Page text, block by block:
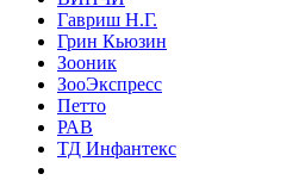
Гавриш Н.Г.
Грин Кьюзин
Зооник
ЗооЭкспресс
Петто
РАВ
ТД Инфантекс